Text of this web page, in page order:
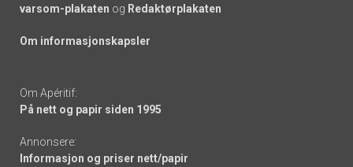
varsom-plakaten og Redaktørplakaten
Om informasjonskapsler
Om Apéritif:
På nett og papir siden 1995
Annonsere:
Informasjon og priser nett/papir